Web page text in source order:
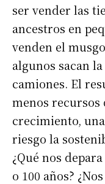
ser vender las
ancestros en
venden el
algunos sacan
camiones. El
menos recursos
crecimiento,
riesgo la
¿Qué nos
o 100 años?